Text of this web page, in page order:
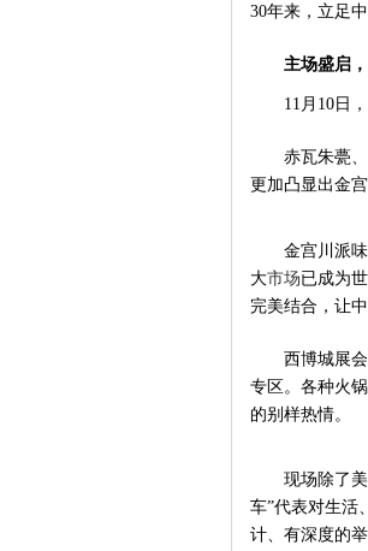
30年来，立足
主场盛启
11月10日
赤瓦朱甍
更加凸显出金
金宫川派
大市场已成为
完美结合，让
西博城展
专区。各种火
的别样热情。
现场除了
车”代表对生活
计、有深度的